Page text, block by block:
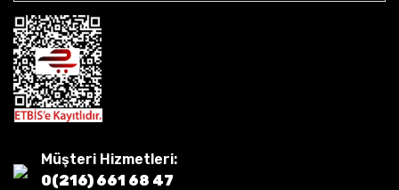
Müşteri Hizmetleri:
0(216) 661 68 47